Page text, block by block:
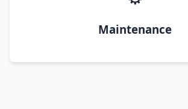
Maintenance